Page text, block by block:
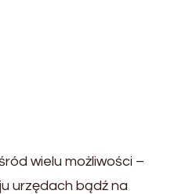
wielu możliwości –
urzędach bądź na